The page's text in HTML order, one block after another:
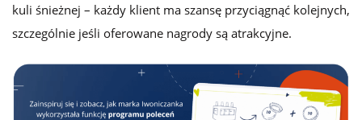
kuli śnieżnej – każdy klient ma szansę przyciągnąć kolejnych,
szczególnie jeśli oferowane nagrody są atrakcyjne.